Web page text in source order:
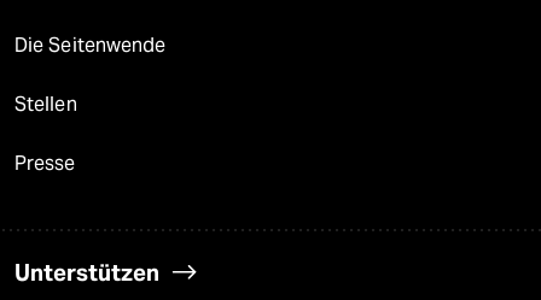
Die Seitenwende
Stellen
Presse
Unterstützen